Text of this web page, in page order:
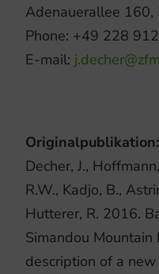
Adenauerallee 160,
Phone: +49 228
E-mail:
Originalpublikation:
Decher, J.,
R.W., Kadjo, B.,
Hutterer, R. 2016.
Simandou
description of a